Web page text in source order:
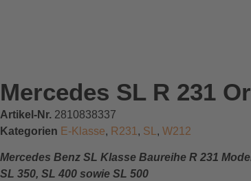
Mercedes SL R 231
Artikel-Nr. 2810838337
Kategorien E-Klasse, R231 , SL , W212
Mercedes Benz SL Klasse Baureihe R 231
SL 350, SL 400 sowie SL 500